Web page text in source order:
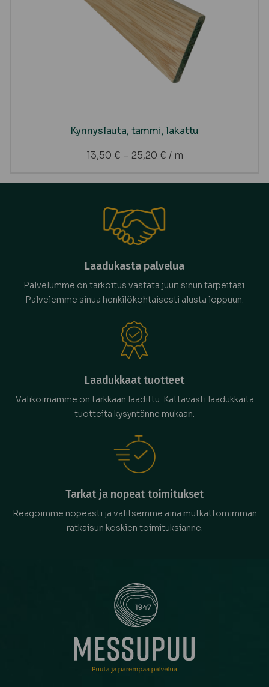
Kynnyslauta, tammi, lakattu
13,50 € – 25,20 € / m
Laadukasta palvelua
Palvelumme on tarkoitus vastata juuri sinun tarpeitasi.
Palvelemme sinua henkilökohtaisesti alusta loppuun.
Laadukkaat tuotteet
Valikoimamme on tarkkaan laadittu. Kattavasti laadukkaita
tuotteita kysyntänne mukaan.
Tarkat ja nopeat toimitukset
Reagoimme nopeasti ja valitsemme aina mutkattomimman
ratkaisun koskien toimituksianne.